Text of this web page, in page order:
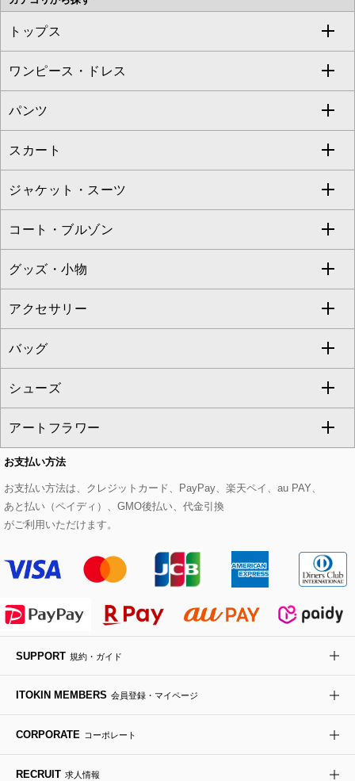
OFUON le MK
eur3
Maison de CINQ
MK MICHEL KLEIN BAG
HIROKO KOSHINO
MK MICHEL KLEIN HOMME
MK MICHEL KLEIN BAG
トップス
すべてのトップス
カットソー・Tシャツ
ブラウス・シャツ
ニット・セーター
カーディガン
アンサンブルセット
ベスト・ジレ
パーカー
タンクトップ・キャミソール
スウェット・ジャージー
その他のトップス
ワンピース・ドレス
すべてのワンピース・ドレス
ワンピース
ドレス
チュニック
ジャンパースカート
その他のワンピース・ドレス
パンツ
すべてのパンツ
フルレングスパンツ
クロップド・半端丈パンツ
ガウチョ・ワイドパンツ
ハーフ・ショート丈パンツ
サロペット・オールインワン
その他のパンツ
スカート
すべてのスカート
ロング・マキシ丈スカート
ひざ丈スカート
ミモレ丈スカート
ショート・ミニ丈スカート
その他のスカート
ジャケット・スーツ
すべてのジャケット・スーツ
テーラードジャケット
ノーカラージャケット
セットアップ
セットアップジャケット
セットアップパンツ
セットアップスカート
セットアップワンピース
コート・ブルゾン
すべてのコート・ブルゾン
トレンチコート
ピーコート
ダッフルコート
チェスターコート
モッズコート
ステンカラーコート
ライダースジャケット
デニムジャケット
ダウンジャケット・コート
グッズ・小物
すべてのグッズ・小物
マスク
ストール・マフラー・スヌード
ベルト・サスペンダー
帽子
ヘアアクセサリー
ハンカチ・バンダナ
手袋
チャーム・ストラップ
アクセサリー
すべてのアクセサリー
ネックレス
ピアス・イヤリング
ブレスレット・バングル
ブローチ・コサージュ
バッグ
すべてのバッグ
トートバッグ
ショルダーバッグ
ボストンバッグ
バックパック・リュック
ボディバッグ・メッセンジャーバッグ
トラベルバッグ
シューズ
すべてのシューズ
パンプス
スニーカー
フラットシューズ
ローファー
ドレスシューズ
アートフラワー
すべてのアートフラワー
ローズ
カサブランカ・カラー
ラナンキュラス
ポプリアレンジ＆フレグランス
お支払い方法
お支払い方法は、クレジットカード、PayPay、楽天ペイ、au PAY、
あと払い（ペイディ）、GMO後払い、代金引換
がご利用いただけます。
SUPPORT 規約・ガイド
ITOKIN MEMBERS 会員登録・マイページ
CORPORATE コーポレート
RECRUIT 求人情報